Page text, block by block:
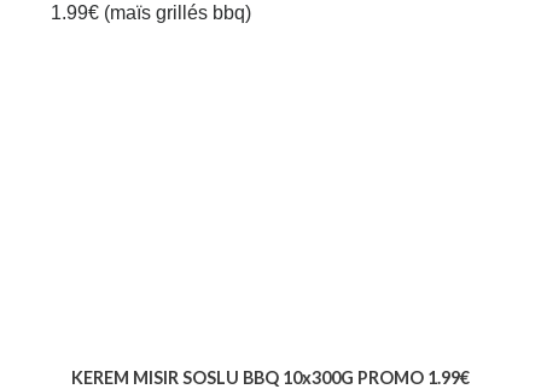
KEREM MISIR SOSLU BBQ 10x300G PROMO 1.99€